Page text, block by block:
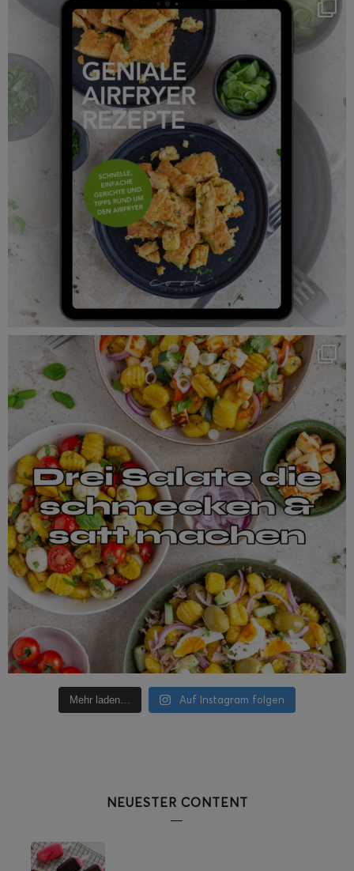
Mehr laden… Auf Instagram folgen
NEUESTER CONTENT